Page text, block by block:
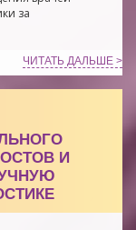
за
ЧИТАТЬ ДАЛЬШЕ >
И